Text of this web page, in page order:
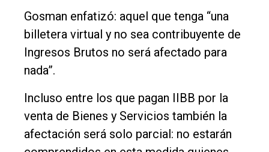
Gosman enfatizó: aquel que tenga “una
billetera virtual y no sea contribuyente de
Ingresos Brutos no será afectado para
nada”.
Incluso entre los que pagan IIBB por la
venta de Bienes y Servicios también la
afectación será solo parcial: no estarán